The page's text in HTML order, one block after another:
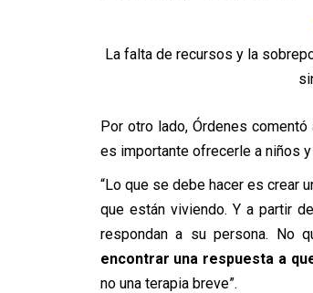
La falta de recursos y la
Por otro lado, Órdenes
es importante ofrecerle a niños
“Lo que se debe hacer es crear
que están viviendo. Y a partir
respondan a su persona. No
encontrar una respuesta a
no una terapia breve”.